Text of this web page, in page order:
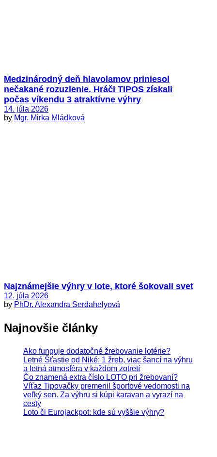
Medzinárodný deň hlavolamov priniesol
nečakané rozuzlenie. Hráči TIPOS získali
počas víkendu 3 atraktívne výhry
14. júla 2026
by Mgr. Mirka Mládková
Najznámejšie výhry v lote, ktoré šokovali svet
12. júla 2026
by PhDr. Alexandra Serdahelyová
Najnovšie články
Ako funguje dodatočné žrebovanie lotérie?
Letné Šťastie od Niké: 1 žreb, viac šancí na výhru
a letná atmosféra v každom zotretí
Čo znamená extra číslo LOTO pri žrebovaní?
Víťaz Tipovačky premenil športové vedomosti na
veľký sen. Za výhru si kúpi karavan a vyrazí na
cesty
Loto či Eurojackpot: kde sú vyššie výhry?